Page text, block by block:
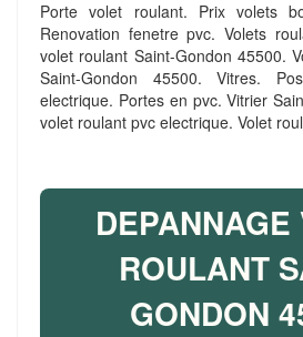
Porte volet roulant. Prix volets
Renovation fenetre pvc. Volets
volet roulant Saint-Gondon 45500.
Saint-Gondon 45500. Vitres.
electrique. Portes en pvc. Vitrier
volet roulant pvc electrique. Volet
DEPANNAGE
ROULANT
GONDON